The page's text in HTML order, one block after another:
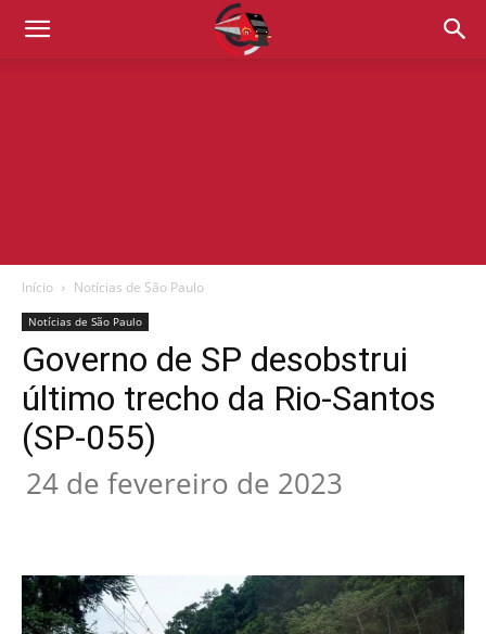
Início Notícias de São Paulo
Notícias de São Paulo
Governo de SP desobstrui
último trecho da Rio-Santos
(SP-055)
24 de fevereiro de 2023